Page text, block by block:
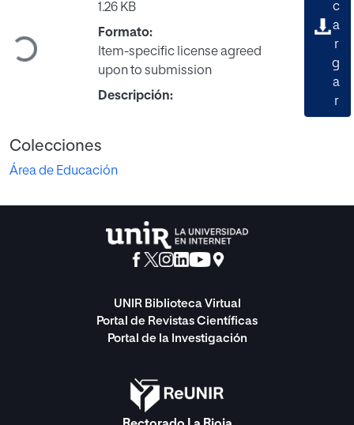
Cargando...
1.26 KB
Formato:
Item-specific license agreed
upon to submission
Descripción:
c
a
r
g
a
r
Colecciones
Área de Educación
UNIR Biblioteca Virtual
Portal de Revistas Científicas
Portal de la Investigación